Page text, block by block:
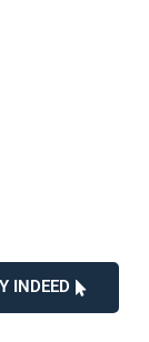
INDEED